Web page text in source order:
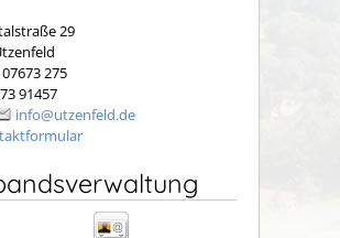
29
275
91457
info@utzenfeld.de